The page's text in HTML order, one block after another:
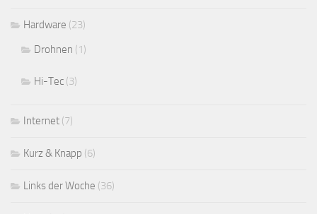
Hardware (23)
Drohnen (1)
Hi-Tec (3)
Internet (7)
Kurz & Knapp (6)
Links der Woche (36)